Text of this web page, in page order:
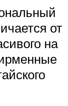
от
на